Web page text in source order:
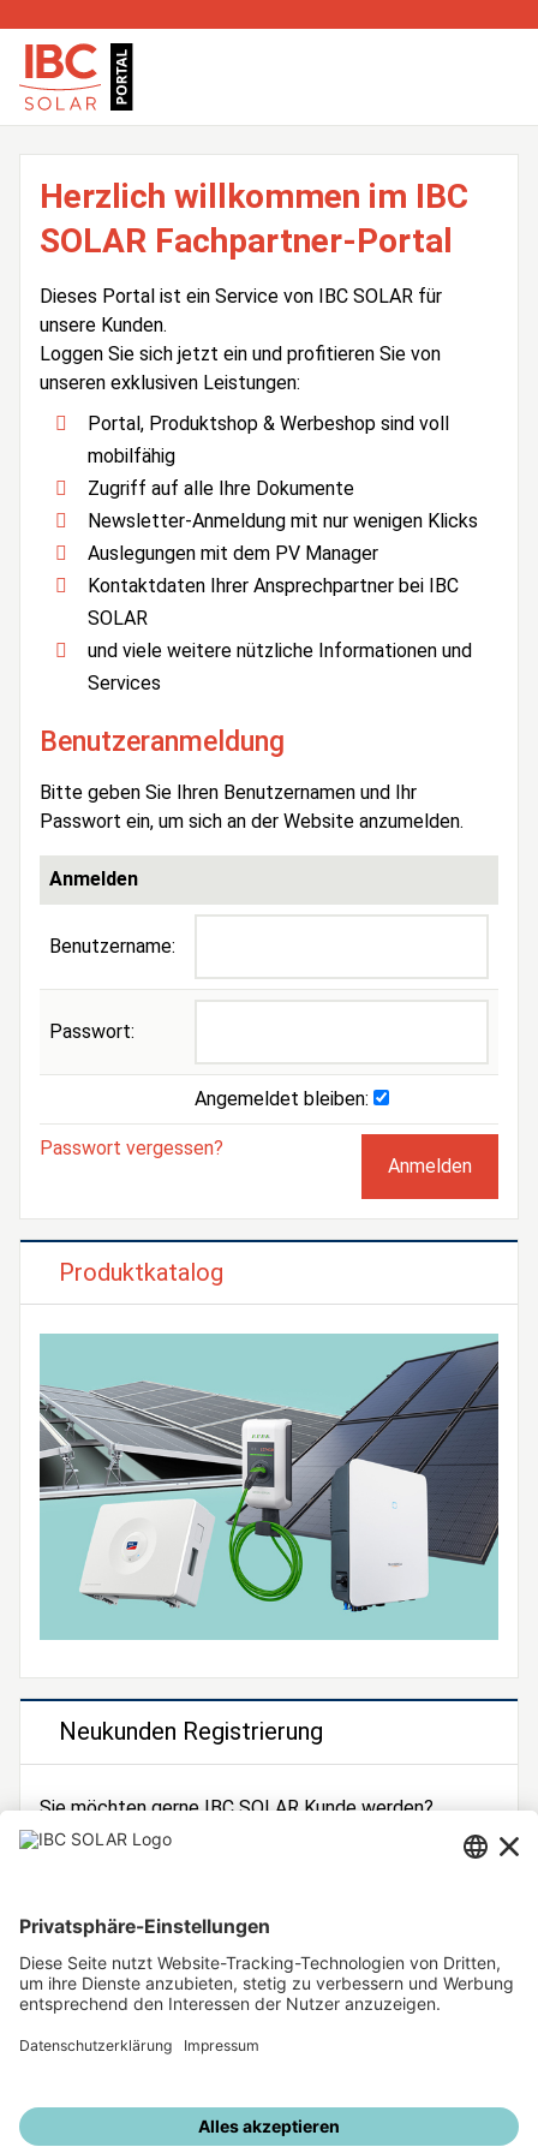
Herzlich willkommen im IBC
SOLAR Fachpartner-Portal
Dieses Portal ist ein Service von IBC SOLAR für
unsere Kunden.
Loggen Sie sich jetzt ein und profitieren Sie von
unseren exklusiven Leistungen:
Portal, Produktshop & Werbeshop sind voll
mobilfähig
Zugriff auf alle Ihre Dokumente
Newsletter-Anmeldung mit nur wenigen Klicks
Auslegungen mit dem PV Manager
Kontaktdaten Ihrer Ansprechpartner bei IBC
SOLAR
und viele weitere nützliche Informationen und
Services
Benutzeranmeldung
Bitte geben Sie Ihren Benutzernamen und Ihr
Passwort ein, um sich an der Website anzumelden.
Anmelden
Benutzername:
Passwort:
Angemeldet bleiben:
Passwort vergessen?
Produktkatalog
Neukunden Registrierung
Sie möchten gerne IBC SOLAR Kunde werden?
Dann registrieren Sie sich jetzt!
Unsere weiteren Angebote
IBC SOLAR Webseite